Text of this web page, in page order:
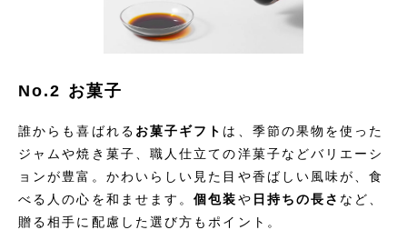
No.2 お菓子
誰からも喜ばれる お菓子ギフト は、季節の果物を使った
ジャムや焼き菓子、職人仕立ての洋菓子などバリエーシ
ョンが豊富。かわいらしい見た目や香ばしい風味が、食
べる人の心を和ませます。個包装や 日持ちの長さ など、
贈る相手に配慮した選び方もポイント。